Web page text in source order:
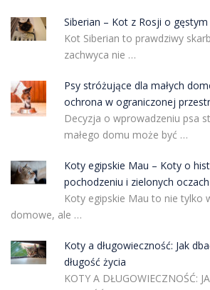
Siberian – Kot z Rosji o
Kot Siberian to prawdziwy
zachwyca nie …
Psy stróżujące dla małych
ochrona w ograniczonej
Decyzja o wprowadzeniu psa
małego domu może być …
Koty egipskie Mau – Koty o
pochodzeniu i zielonych oczach
Koty egipskie Mau to nie tylko
domowe, ale …
Koty a długowieczność: Jak
długość życia
KOTY A DŁUGOWIECZNOŚĆ: